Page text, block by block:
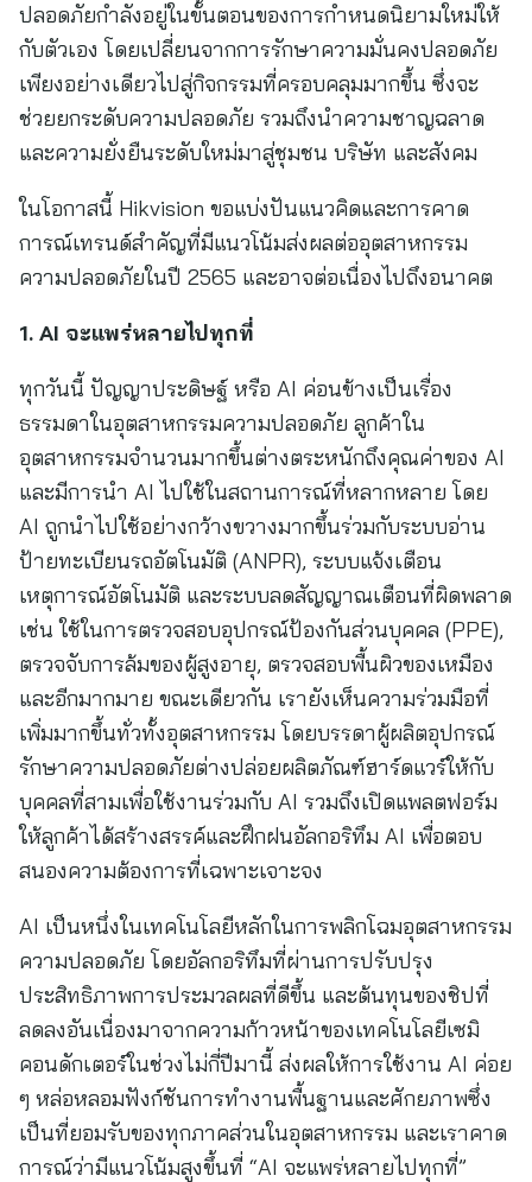
ปลอดภัยกำลังอยู่ในขั้นตอนของการกำหนดนิยามใหม่ให้
กับตัวเอง โดยเปลี่ยนจากการรักษาความมั่นคงปลอดภัย
เพียงอย่างเดียวไปสู่กิจกรรมที่ครอบคลุมมากขึ้น ซึ่งจะ
ช่วยยกระดับความปลอดภัย รวมถึงนำความชาญฉลาด
และความยั่งยืนระดับใหม่มาสู่ชุมชน บริษัท และสังคม
ในโอกาสนี้ Hikvision ขอแบ่งปันแนวคิดและการคาด
การณ์เทรนด์สำคัญที่มีแนวโน้มส่งผลต่ออุตสาหกรรม
ความปลอดภัยในปี 2565 และอาจต่อเนื่องไปถึงอนาคต
1. AI จะแพร่หลายไปทุกที่
ทุกวันนี้ ปัญญาประดิษฐ์ หรือ AI ค่อนข้างเป็นเรื่อง
ธรรมดาในอุตสาหกรรมความปลอดภัย ลูกค้าใน
อุตสาหกรรมจำนวนมากขึ้นต่างตระหนักถึงคุณค่าของ AI
และมีการนำ AI ไปใช้ในสถานการณ์ที่หลากหลาย โดย
AI ถูกนำไปใช้อย่างกว้างขวางมากขึ้นร่วมกับระบบอ่าน
ป้ายทะเบียนรถอัตโนมัติ (ANPR), ระบบแจ้งเตือน
เหตุการณ์อัตโนมัติ และระบบลดสัญญาณเตือนที่ผิดพลาด
เช่น ใช้ในการตรวจสอบอุปกรณ์ป้องกันส่วนบุคคล (PPE),
ตรวจจับการล้มของผู้สูงอายุ, ตรวจสอบพื้นผิวของเหมือง
และอีกมากมาย ขณะเดียวกัน เรายังเห็นความร่วมมือที่
เพิ่มมากขึ้นทั่วทั้งอุตสาหกรรม โดยบรรดาผู้ผลิตอุปกรณ์
รักษาความปลอดภัยต่างปล่อยผลิตภัณฑ์ฮาร์ดแวร์ให้กับ
บุคคลที่สามเพื่อใช้งานร่วมกับ AI รวมถึงเปิดแพลตฟอร์ม
ให้ลูกค้าได้สร้างสรรค์และฝึกฝนอัลกอริทึม AI เพื่อตอบ
สนองความต้องการที่เฉพาะเจาะจง
AI เป็นหนึ่งในเทคโนโลยีหลักในการพลิกโฉมอุตสาหกรรม
ความปลอดภัย โดยอัลกอริทึมที่ผ่านการปรับปรุง
ประสิทธิภาพการประมวลผลที่ดีขึ้น และต้นทุนของชิปที่
ลดลงอันเนื่องมาจากความก้าวหน้าของเทคโนโลยีเซมิ
คอนดักเตอร์ในช่วงไม่กี่ปีมานี้ ส่งผลให้การใช้งาน AI ค่อย
ๆ หล่อหลอมฟังก์ชันการทำงานพื้นฐานและศักยภาพซึ่ง
เป็นที่ยอมรับของทุกภาคส่วนในอุตสาหกรรม และเราคาด
การณ์ว่ามีแนวโน้มสูงขึ้นที่ “AI จะแพร่หลายไปทุกที่”